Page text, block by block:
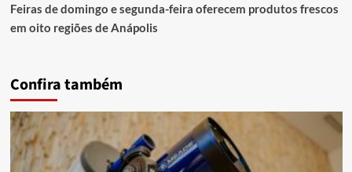
Feiras de domingo e segunda-feira oferecem produtos frescos
em oito regiões de Anápolis
Confira também